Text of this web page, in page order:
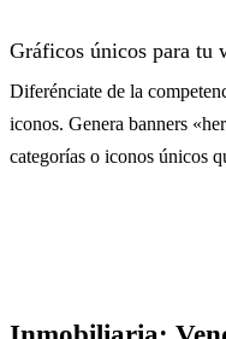
Gráficos únicos para tu
Diferénciate de la
iconos. Genera banners
categorías o iconos únicos